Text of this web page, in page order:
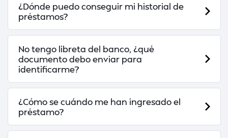
¿Dónde puedo conseguir mi historial de
préstamos?
No tengo libreta del banco, ¿qué
documento debo enviar para
identificarme?
¿Cómo se cuándo me han ingresado el
préstamo?